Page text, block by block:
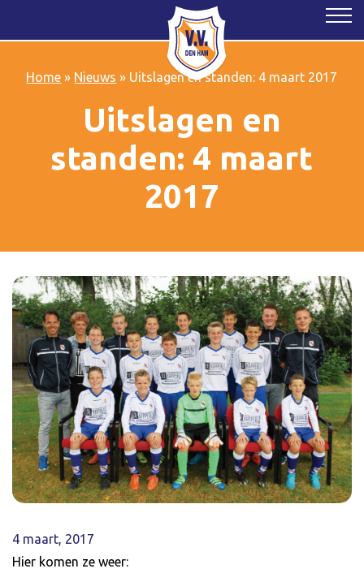
Home » Nieuws » Uitslagen en standen: 4 maart 2017
Uitslagen en
standen: 4 maart
2017
4 maart, 2017
Hier komen ze weer: